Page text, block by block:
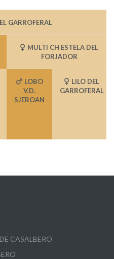
GARROFERAL
MULTI CH ESTELA DEL
FORJADOR
LOBO
V.D.
SJEROAN
LILO DEL
GARROFERAL
CASALBERO